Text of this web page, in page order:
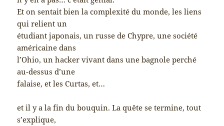
Et on sentait bien la complexité du monde, les liens
qui relient un
étudiant japonais, un russe de Chypre, une société
américaine dans
l’Ohio, un hacker vivant dans une bagnole perché
au-dessus d’une
falaise, et les Curtas, et…
et il y a la fin du bouquin. La quête se termine, tout
s’explique,